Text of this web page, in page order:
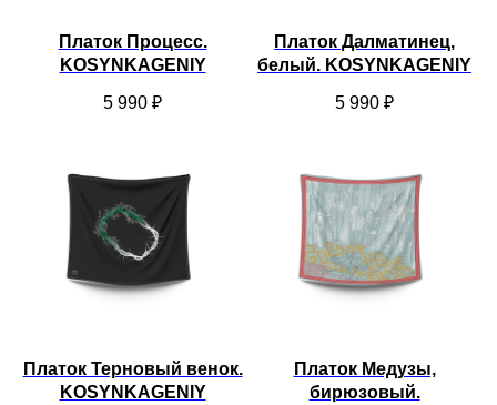
Платок Процесс.
KOSYNKAGENIY
5 990 ₽
Платок Далматинец,
белый. KOSYNKAGENIY
5 990 ₽
Платок Терновый венок.
KOSYNKAGENIY
Платок Медузы,
бирюзовый.